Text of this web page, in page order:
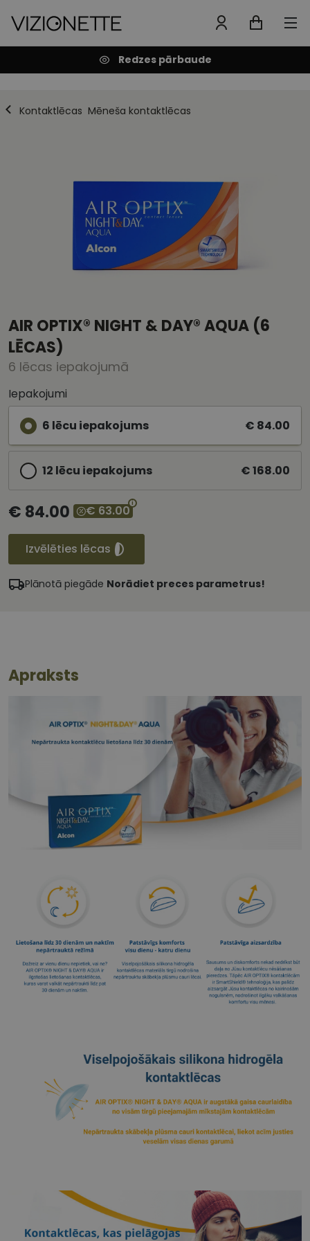
Redzes pārbaude
Kontaktlēcas Mēneša kontaktlēcas
AIR OPTIX® NIGHT & DAY® AQUA (6
LĒCAS)
6 lēcas iepakojumā
Iepakojumi
6 lēcu iepakojums
€ 84.00
12 lēcu iepakojums € 168.00
€ 84.00 € 63.00
Izvēlēties lēcas
Plānotā piegāde Norādiet preces parametrus!
Apraksts